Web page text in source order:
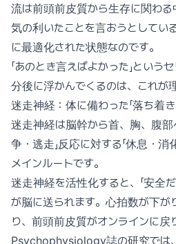
流は前頭前皮質から生存に関わる
気の利いたことを言おうとしている
に最適化された状態なのです。
「あのとき言えばよかった」とい
分後に浮かんでくるのは、これが
迷走神経：体に備わった「落ち着き
迷走神経は脳幹から首、胸、腹部
争・逃走」反応に対する「休息・
メインルートです。
迷走神経を活性化すると、「安全
が脳に送られます。心拍数が下が
り、前頭前皮質がオンラインに
Psychophysiology誌の研究では